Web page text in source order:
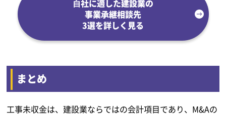
⾃社に適した建設業の
事業承継相談先
3選を詳しく見る
まとめ
工事未収金は、建設業ならではの会計項目であり、M&Aの